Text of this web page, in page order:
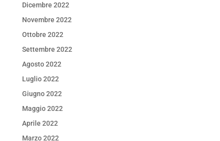
Dicembre 2022
Novembre 2022
Ottobre 2022
Settembre 2022
Agosto 2022
Luglio 2022
Giugno 2022
Maggio 2022
Aprile 2022
Marzo 2022